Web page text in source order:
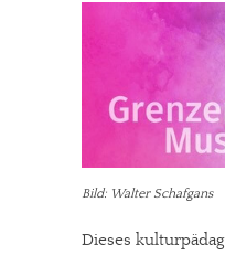
Bild: Walter Schafgans
Dieses